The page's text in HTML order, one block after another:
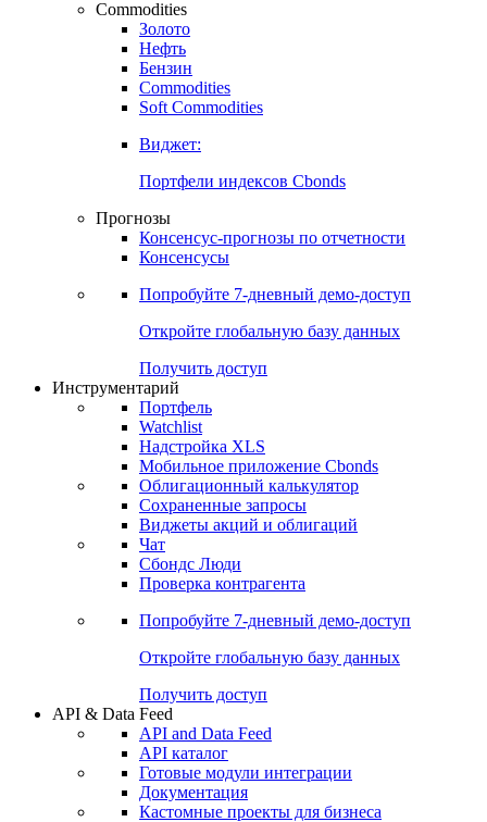
Commodities
Золото
Нефть
Бензин
Commodities
Soft Commodities
Виджет:
Портфели индексов Cbonds
Прогнозы
Консенсус-прогнозы по отчетности
Консенсусы
Попробуйте 7-дневный демо-доступ
Откройте глобальную базу данных
Получить доступ
Инструментарий
Портфель
Watchlist
Надстройка XLS
Мобильное приложение Cbonds
Облигационный калькулятор
Сохраненные запросы
Виджеты акций и облигаций
Чат
Сбондс Люди
Проверка контрагента
Попробуйте 7-дневный демо-доступ
Откройте глобальную базу данных
Получить доступ
API & Data Feed
API and Data Feed
API каталог
Готовые модули интеграции
Документация
Кастомные проекты для бизнеса